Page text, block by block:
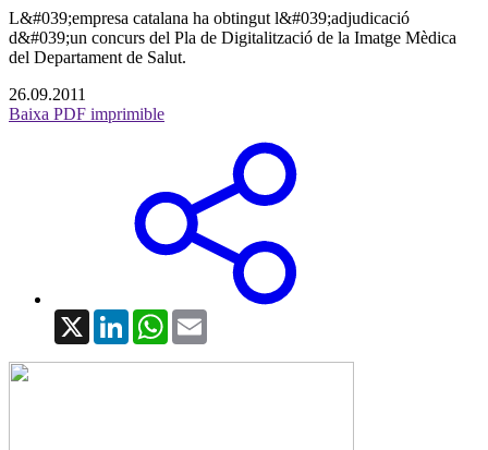
L&#039;empresa catalana ha obtingut l&#039;adjudicació
d&#039;un concurs del Pla de Digitalització de la Imatge Mèdica
del Departament de Salut.
26.09.2011
Baixa PDF imprimible
X LinkedInWhatsApp